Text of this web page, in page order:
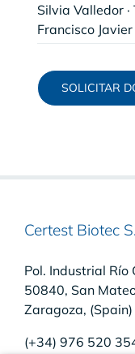
Silvia Valledor ·
Francisco
SOLICITAR
Certest Biotec
Pol. Industrial Río
50840, San
Zaragoza, (Spain)
(+34) 976 520